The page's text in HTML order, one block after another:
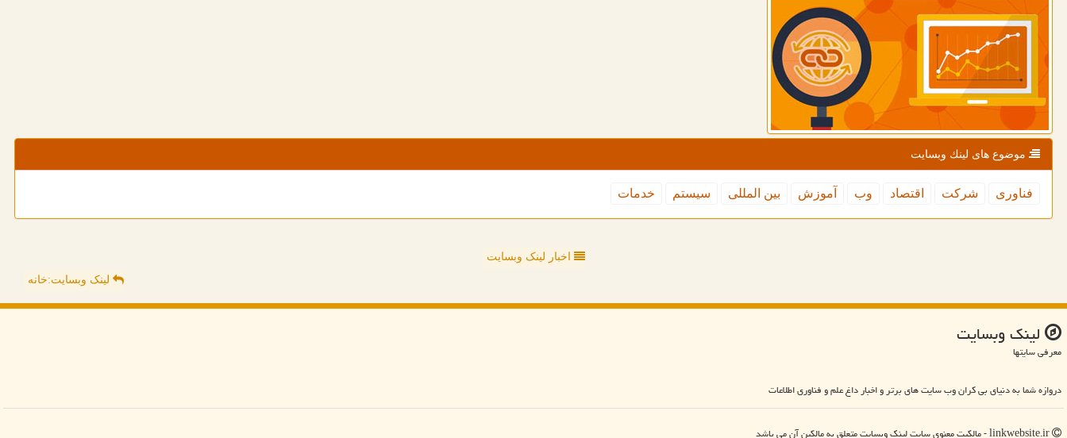
موضوع های لینك وبسایت
فناوری شركت اقتصاد وب آموزش بین المللی سیستم خدمات
اخبار لینک وبسایت
لینک وبسایت:خانه
لینك وبسایت
معرفی سایتها
دروازه شما به دنیای بی کران وب سایت های برتر و اخبار داغ علم و فناوری اطلاعات